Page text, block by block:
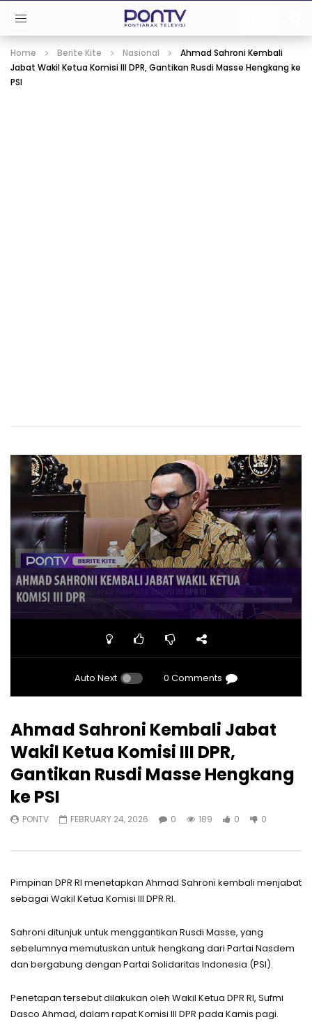
Home Berite Kite Nasional
Ahmad Sahroni Kembali
Jabat Wakil Ketua Komisi III DPR, Gantikan Rusdi Masse Hengkang ke
PSI
Auto Next 0 Comments
Ahmad Sahroni Kembali Jabat
Wakil Ketua Komisi III DPR,
Gantikan Rusdi Masse Hengkang
ke PSI
PONTV FEBRUARY 24, 2026 0 189 0 0
Pimpinan DPR RI menetapkan Ahmad Sahroni kembali menjabat
sebagai Wakil Ketua Komisi III DPR RI.
Sahroni ditunjuk untuk menggantikan Rusdi Masse, yang
sebelumnya memutuskan untuk hengkang dari Partai Nasdem
dan bergabung dengan Partai Solidaritas Indonesia (PSI).
Penetapan tersebut dilakukan oleh Wakil Ketua DPR RI, Sufmi
Dasco Ahmad, dalam rapat Komisi III DPR pada Kamis pagi.